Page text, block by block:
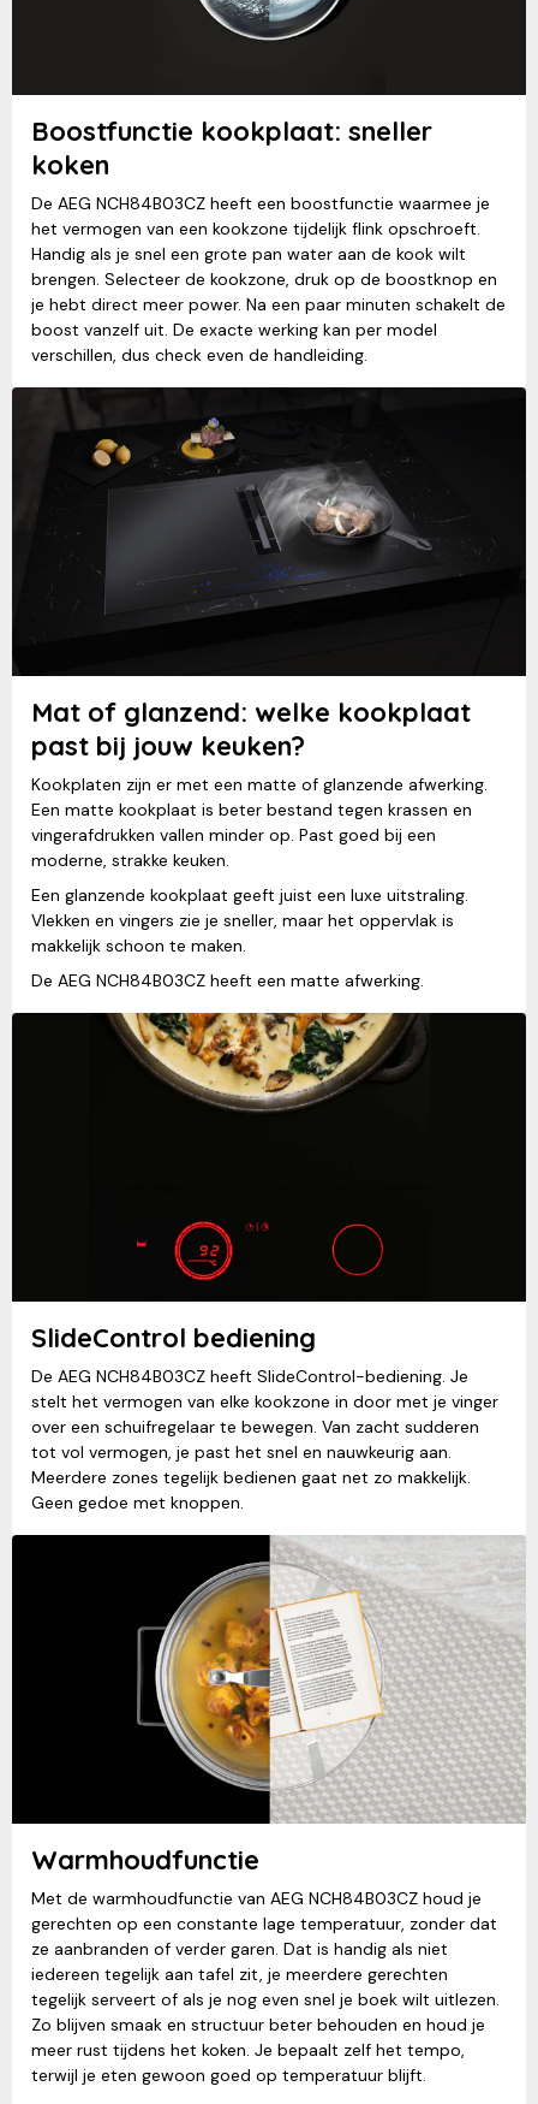
Boostfunctie kookplaat: sneller
koken
De AEG NCH84B03CZ heeft een boostfunctie waarmee je
het vermogen van een kookzone tijdelijk flink opschroeft.
Handig als je snel een grote pan water aan de kook wilt
brengen. Selecteer de kookzone, druk op de boostknop en
je hebt direct meer power. Na een paar minuten schakelt de
boost vanzelf uit. De exacte werking kan per model
verschillen, dus check even de handleiding.
Mat of glanzend: welke kookplaat
past bij jouw keuken?
Kookplaten zijn er met een matte of glanzende afwerking.
Een matte kookplaat is beter bestand tegen krassen en
vingerafdrukken vallen minder op. Past goed bij een
moderne, strakke keuken.
Een glanzende kookplaat geeft juist een luxe uitstraling.
Vlekken en vingers zie je sneller, maar het oppervlak is
makkelijk schoon te maken.
De AEG NCH84B03CZ heeft een matte afwerking.
SlideControl bediening
De AEG NCH84B03CZ heeft SlideControl-bediening. Je
stelt het vermogen van elke kookzone in door met je vinger
over een schuifregelaar te bewegen. Van zacht sudderen
tot vol vermogen, je past het snel en nauwkeurig aan.
Meerdere zones tegelijk bedienen gaat net zo makkelijk.
Geen gedoe met knoppen.
Warmhoudfunctie
Met de warmhoudfunctie van AEG NCH84B03CZ houd je
gerechten op een constante lage temperatuur, zonder dat
ze aanbranden of verder garen. Dat is handig als niet
iedereen tegelijk aan tafel zit, je meerdere gerechten
tegelijk serveert of als je nog even snel je boek wilt uitlezen.
Zo blijven smaak en structuur beter behouden en houd je
meer rust tijdens het koken. Je bepaalt zelf het tempo,
terwijl je eten gewoon goed op temperatuur blijft.